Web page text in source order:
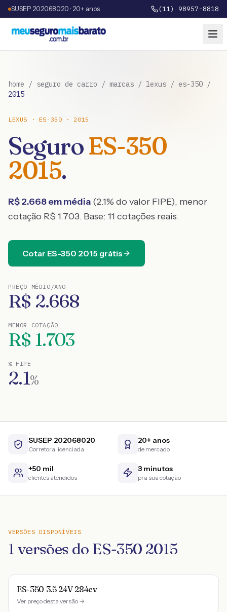
SUSEP 202068020 · 20+ anos (11) 98957-8818
home / seguro de carro / marcas / lexus / es-350 /
2015
LEXUS · ES-350 · 2015
SeguroES-350
2015.
R$2.668em média (2.1% do valor FIPE), menor
cotação R$ 1.703. Base: 11 cotações reais.
Cotar ES-350 2015 grátis
PREÇO MÉDIO/ANO
R$ 2.668
MENOR COTAÇÃO
R$ 1.703
% FIPE
2.1%
SUSEP 202068020
Corretora licenciada
20+ anos
de mercado
+50 mil
clientes atendidos
3 minutos
pra sua cotação
VERSÕES DISPONÍVEIS
1versões do ES-350 2015
ES-350 3.5 24V 284cv
Ver preço desta versão →